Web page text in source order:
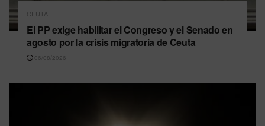
CEUTA
El PP exige habilitar el Congreso y el Senado en
agosto por la crisis migratoria de Ceuta
06/08/2026